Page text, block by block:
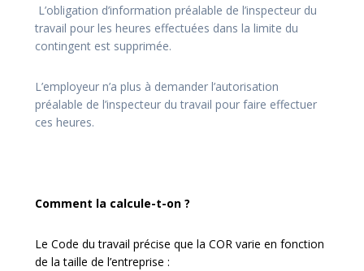
L’obligation d’information préalable de l’inspecteur du
travail pour les heures effectuées dans la limite du
contingent est supprimée.
L’employeur n’a plus à demander l’autorisation
préalable de l’inspecteur du travail pour faire effectuer
ces heures.
Comment la calcule-t-on ?
Le Code du travail précise que la COR varie en fonction
de la taille de l’entreprise :